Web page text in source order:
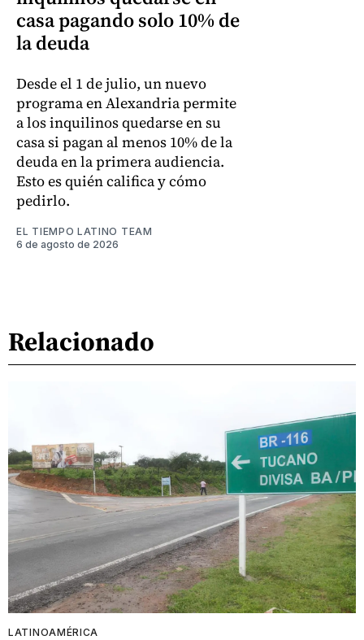
casa pagando solo 10% de
la deuda
Desde el 1 de julio, un nuevo
programa en Alexandria permite
a los inquilinos quedarse en su
casa si pagan al menos 10% de la
deuda en la primera audiencia.
Esto es quién califica y cómo
pedirlo.
EL TIEMPO LATINO TEAM
6 de agosto de 2026
Relacionado
LATINOAMÉRICA